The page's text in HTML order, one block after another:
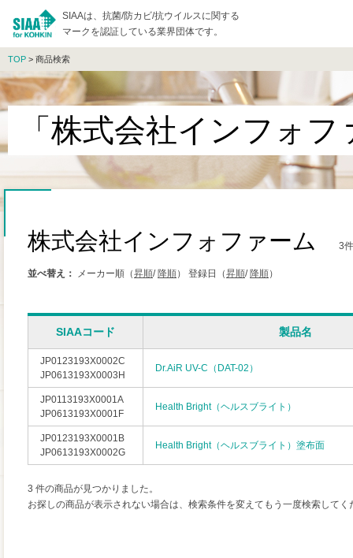
SIAAは、抗菌/防カビ/抗ウイルスに関する
マークを認証している業界団体です。
TOP > 商品検索
「株式会社インフォ
株式会社インフォファーム 3
並べ替え： メーカー順（昇順/ 降順） 登録日（昇順/ 降順）
SIAAコード 製品名
JP0123193X0002C
JP0613193X0003H
Dr.AiR UV-C（DAT-02）
JP0113193X0001A
JP0613193X0001F
Health Bright（ヘルスブライト）
JP0123193X0001B
JP0613193X0002G
Health Bright（ヘルスブライト）塗布面
3 件の商品が見つかりました。
お探しの商品が表示されない場合は、検索条件を変えてもう一度検索してく